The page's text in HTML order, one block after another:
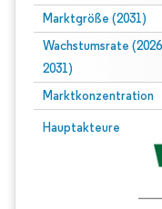
Marktgröße (2031)
Wachstumsrate
2031)
Marktkonzentration
Hauptakteure
Bild © Mordor